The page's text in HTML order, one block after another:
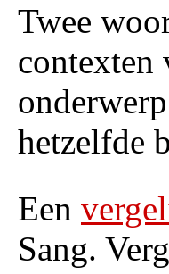
Twee
hetzelfde
Een
Sang.